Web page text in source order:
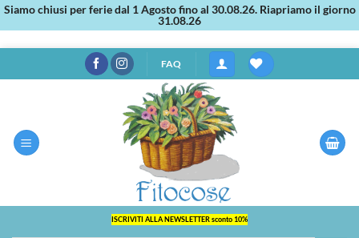
Siamo chiusi per ferie dal 1 Agosto fino al 30.08.26. Riapriamo il giorno
31.08.26
ai
FAQ
ISCRIVITI ALLA NEWSLETTER sconto 10%